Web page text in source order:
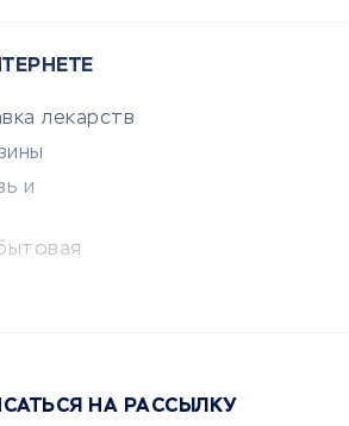
лекарств
и
НА РАССЫЛКУ